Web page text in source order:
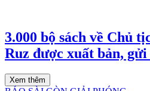
3.000 bộ sách về Chủ
Ruz được xuất bản,
Xem thêm